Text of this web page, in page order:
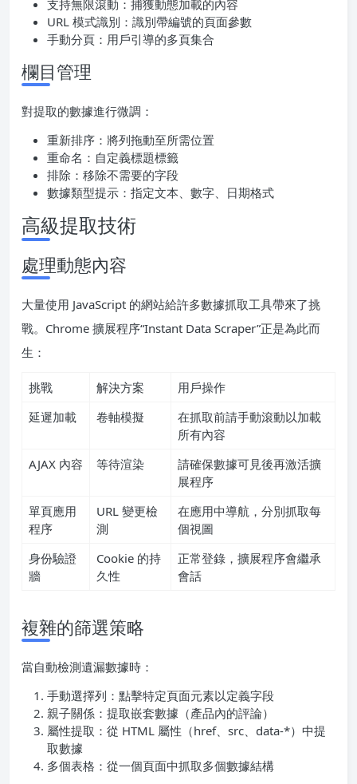
支持無限滾動：捕獲動態加載的內容
URL 模式識別：識別帶編號的頁面參數
手動分頁：用戶引導的多頁集合
欄目管理
對提取的數據進行微調：
重新排序：將列拖動至所需位置
重命名：自定義標題標籤
排除：移除不需要的字段
數據類型提示：指定文本、數字、日期格式
高級提取技術
處理動態內容
大量使用 JavaScript 的網站給許多數據抓取工具帶來了挑
戰。Chrome 擴展程序“Instant Data Scraper”正是為此而
生：
挑戰 解決方案
用戶操作
延遲加載
卷軸模擬
在抓取前請手動滾動以加載
所有內容
AJAX 內容
等待渲染
請確保數據可見後再激活擴
展程序
單頁應用
程序
URL 變更檢
測
在應用中導航，分別抓取每
個視圖
身份驗證
牆
Cookie 的持
久性
正常登錄，擴展程序會繼承
會話
複雜的篩選策略
當自動檢測遺漏數據時：
手動選擇列：點擊特定頁面元素以定義字段
親子關係：提取嵌套數據（產品內的評論）
屬性提取：從 HTML 屬性（href、src、data-*）中提
取數據
多個表格：從一個頁面中抓取多個數據結構